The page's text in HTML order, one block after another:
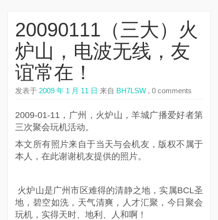
20090111（三大）火
炉山，电波无线，友
谊常在！
发表于 2009 年 1 月 11 日 来自 BH7LSW , 0 comments
2009-01-11，广州，火炉山，羊城广播爱好者第
三次聚会玩机活动。
本文所有照片来自于当天与会机友，版权不属于
本人，在此谢谢机友提供的照片。
火炉山是广州市区难得的清静之地，实属BCL圣
地，碧空如洗，天气清爽，人才汇聚，今日聚会
玩机，实得天时、地利、人和啊！